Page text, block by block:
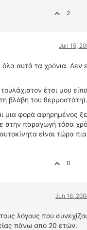
2
Jun 15,
αυτά τα χρόνια. Δεν
έτσι μου
βλάβη του θερμοστάτη).
μια φορά αφηρημένος
στην παραγωγή τόσα
είναι τώρα
0
Jun 16,
λόγους που
πάνω από 20 ετών.